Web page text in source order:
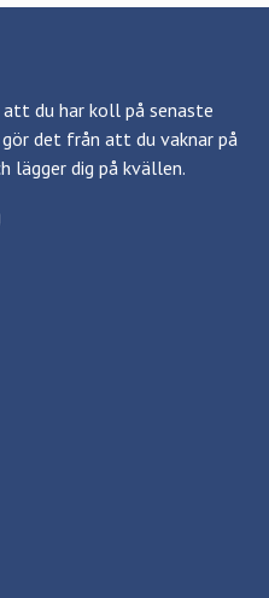
du har koll på senaste
det från att du vaknar på
lägger dig på kvällen.